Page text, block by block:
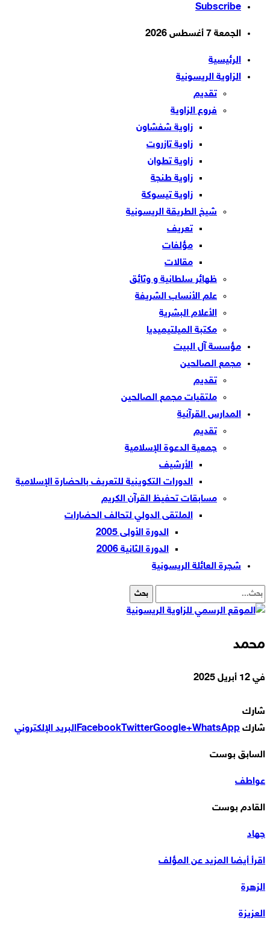
Subscribe
الجمعة 7 أغسطس 2026
الرئيسية
الزاوية الريسونية
تقديم
فروع الزاوية
زاوية شفشاون
زاوية تازروت
زاوية تطوان
زاوية طنجة
زاوية تيسوكة
شيخ الطريقة الريسونية
تعريف
مؤلفات
مقالات
ظهائر سلطانية و وثائق
علم الأنساب الشريفة
الأعلام البشرية
مكتبة الميلتيميديا
مؤسسة آل البيت
مجمع الصالحين
تقديم
ملتقيات مجمع الصالحين
المدارس القرآنية
تقديم
جمعية الدعوة الإسلامية
الأرشيف
الدورات التكوينية للتعريف بالحضارة الإسلامية
مسابقات تحفيظ القرآن الكريم
الملتقى الدولي لتحالف الحضارات
الدورة الأولى 2005
الدورة الثانية 2006
شجرة العائلة الريسونية
محمد
في 12 أبريل 2025
شارك
شارك
FacebookTwitterGoogle+WhatsApp البريد الإلكتروني
السابق بوست
عواطف
القادم بوست
جهاد
اقرأ أيضا المزيد عن المؤلف
الزهرة
العزيزة